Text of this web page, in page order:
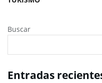
Buscar
Entradas